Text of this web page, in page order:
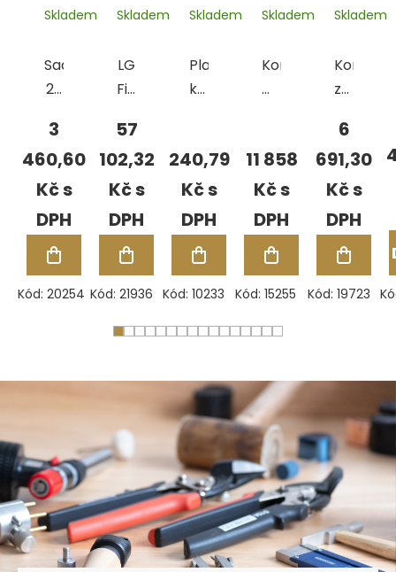
Sada
20
Durston,
3-
22
mm
Skladem
3
460,60
Kč
Kód: 20254
LG
Findings
svařovací
zařízení
-
VÝSTAVNÍ
KUS
Skladem
57
102,32
Kč
Kód: 21936
Plastový
košík
mm
Skladem
240,79
Kč
Kód: 10233
Koncovka
MAGNUM
Skladem
11 858
Kč
Kód: 15255
zařízení
prstenů
Skladem
6
691,30
Kč
Kód: 19723